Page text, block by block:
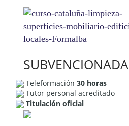
SUBVENCIONADA
Teleformación 30 horas
Tutor personal acreditado
Titulación oficial